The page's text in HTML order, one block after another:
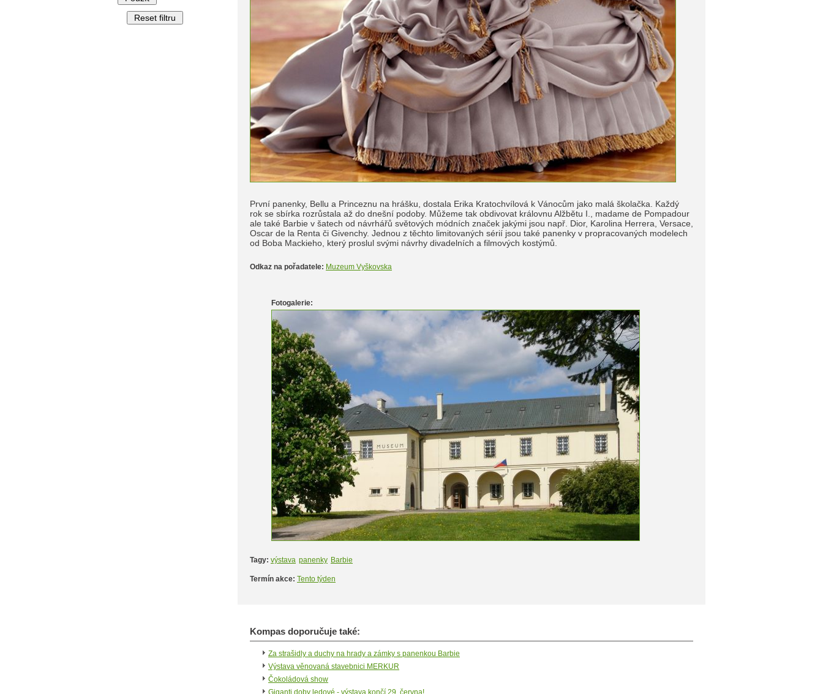
První panenky, Bellu a Princeznu na hrášku, dostala Erika Kratochvílová k Vánocům jako malá školačka. Každý
rok se sbírka rozrůstala až do dnešní podoby. Můžeme tak obdivovat královnu Alžbětu I., madame de Pompadour
ale také Barbie v šatech od návrhářů světových módních značek jakými jsou např. Dior, Karolina Herrera, Versace,
Oscar de la Renta či Givenchy. Jednou z těchto limitovaných sérií jsou také panenky v propracovaných modelech
od Boba Mackieho, který proslul svými návrhy divadelních a filmových kostýmů.
Odkaz na pořadatele: Muzeum Vyškovska
Fotogalerie:
Tagy: výstava panenky Barbie
Termín akce: Tento týden
Kompas doporučuje také:
Za strašidly a duchy na hrady a zámky s panenkou Barbie
Výstava věnovaná stavebnici MERKUR
Čokoládová show